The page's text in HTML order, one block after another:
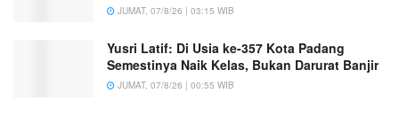
JUMAT, 07/8/26 | 03:15 WIB
Yusri Latif: Di Usia ke-357 Kota Padang
Semestinya Naik Kelas, Bukan Darurat Banjir
JUMAT, 07/8/26 | 00:55 WIB